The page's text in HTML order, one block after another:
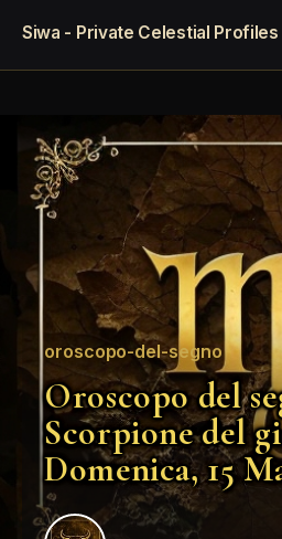
Siwa - Private Celestial Profiles
oroscopo-del-segno
Oroscopo del
Scorpione del
Domenica, 15